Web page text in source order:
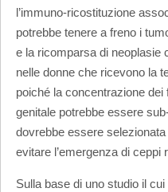
l’immuno-ricostituzione
potrebbe tenere a freno i
e la ricomparsa di neoplasie
nelle donne che ricevono la
poiché la concentrazione
genitale potrebbe essere
dovrebbe essere
evitare l’emergenza di ceppi
Sulla base di uno studio il